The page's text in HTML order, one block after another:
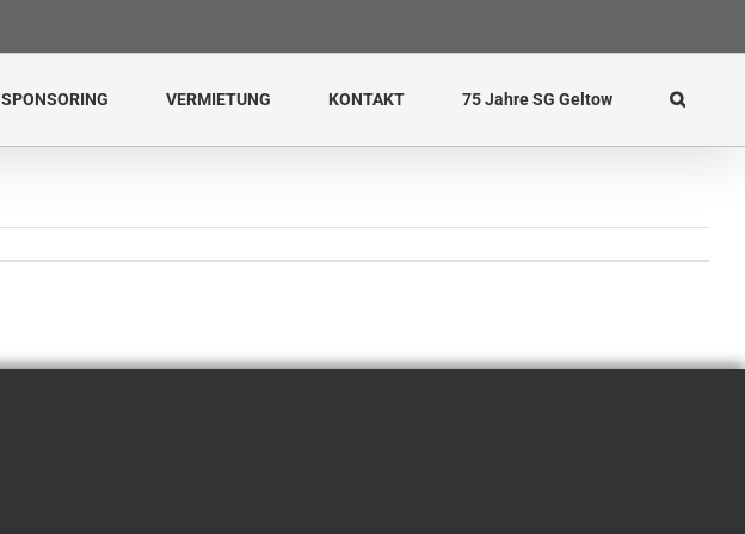
SPONSORING VERMIETUNG KONTAKT 75 Jahre SG Geltow